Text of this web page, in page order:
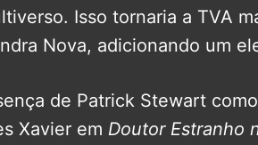
Isso tornaria a TVA
Nova, adicionando um
de Patrick Stewart
Xavier em Doutor Estranho